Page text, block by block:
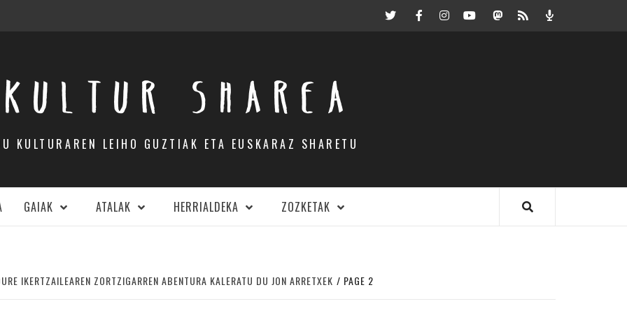
TwitterFacebookInstagramYoutubeMastodon.eus
RSS Podcast
KULTUR SHAREA
KULTURAREN LEIHO GUZTIAK ETA EUSKARAZ SHARETU
GAIAK ATALAK HERRIALDEKA ZOZKETAK
IKERTZAILEAREN ZORTZIGARREN ABENTURA KALERATU DU JON ARRETXEK PAGE 2